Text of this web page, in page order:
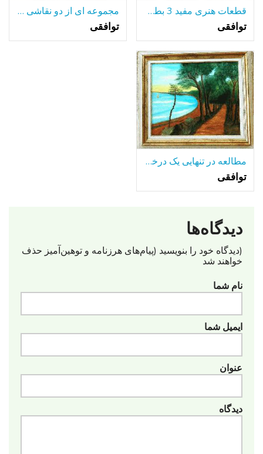
قطعات هنری مفید 3 بطری های آلومینیومی جلا
توافقی
مجموعه ای از دو نقاشی رنگ و روغن قاب
توافقی
مطالعه در تنهایی یک درخت تنها-در میان بسیاری از دریاچه.
توافقی
دیدگاه‌ها
(دیدگاه خود را بنویسید (پیام‌های هرزنامه‌ و توهین‌آمیز حذف
خواهند شد
نام شما
ایمیل شما
عنوان
دیدگاه